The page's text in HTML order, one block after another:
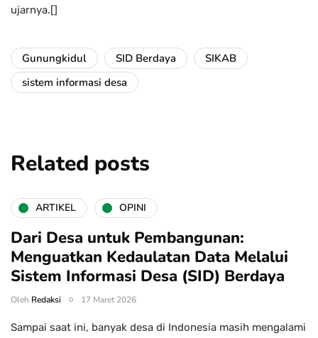
ujarnya.[]
Gunungkidul SID Berdaya
SIKAB
sistem informasi desa
Related posts
ARTIKEL OPINI
Dari Desa untuk Pembangunan:
Menguatkan Kedaulatan Data Melalui
Sistem Informasi Desa (SID) Berdaya
Oleh Redaksi 17 Maret 2026
Sampai saat ini, banyak desa di Indonesia masih mengalami